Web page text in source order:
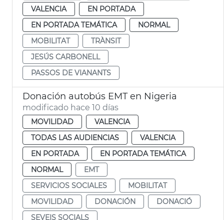
VALENCIA
EN PORTADA
EN PORTADA TEMÁTICA
NORMAL
MOBILITAT
TRÀNSIT
JESÚS CARBONELL
PASSOS DE VIANANTS
Donación autobús EMT en Nigeria
modificado hace 10 días
MOVILIDAD
VALENCIA
TODAS LAS AUDIENCIAS
VALENCIA
EN PORTADA
EN PORTADA TEMÁTICA
NORMAL
EMT
SERVICIOS SOCIALES
MOBILITAT
MOVILIDAD
DONACIÓN
DONACIÓ
SEVEIS SOCIALS